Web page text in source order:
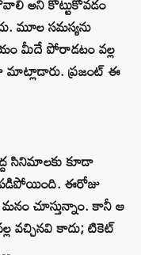
మూల సమస్యను
మీదే పోరాడటం వల్ల
మాట్లాడారు. ప్రజంట్ ఈ
సినిమాలకు కూడా
ఈరోజు
చూస్తున్నాం. కానీ ఆ
వచ్చినవి కాదు; టికెట్